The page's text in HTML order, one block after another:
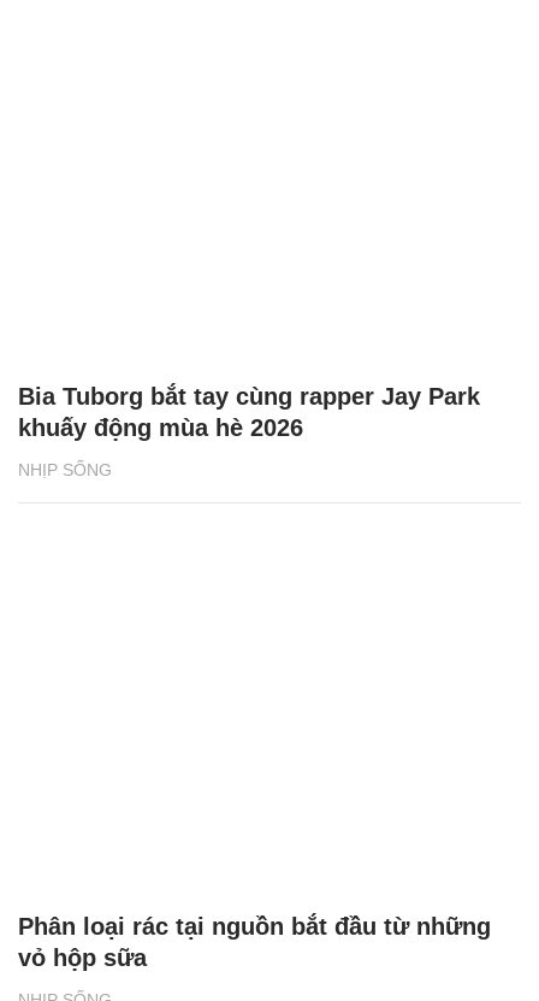
NHỊP SỐNG
Bia Tuborg bắt tay cùng rapper Jay Park
khuấy động mùa hè 2026
Phân loại rác tại nguồn bắt đầu từ những
vỏ hộp sữa